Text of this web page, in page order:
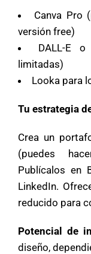
Canva Pro
versión free)
DALL-E
limitadas)
Looka para
Tu estrategia
Crea un
(puedes
Publícalos en
LinkedIn.
reducido para
Potencial de
diseño,